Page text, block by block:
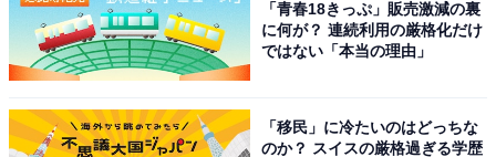
「青春18きっぷ」販売激減の裏
に何が？ 連続利用の厳格化だけ
ではない「本当の理由」
「移民」に冷たいのはどっちな
のか？ スイスの厳格過ぎる学歴